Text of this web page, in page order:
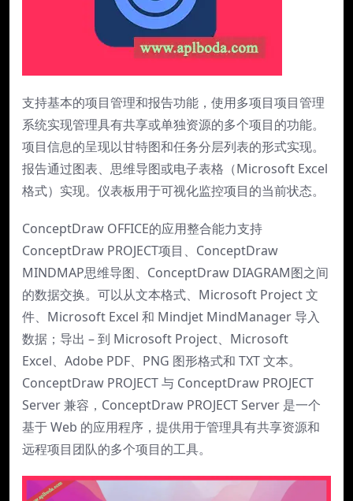
支持基本的项目管理和报告功能，使用多项目项目管理
系统实现管理具有共享或单独资源的多个项目的功能。
项目信息的呈现以甘特图和任务分层列表的形式实现。
报告通过图表、思维导图或电子表格（Microsoft Excel
格式）实现。仪表板用于可视化监控项目的当前状态。
ConceptDraw OFFICE的应用整合能力支持
ConceptDraw PROJECT项目、ConceptDraw
MINDMAP思维导图、ConceptDraw DIAGRAM图之间
的数据交换。可以从文本格式、Microsoft Project 文
件、Microsoft Excel 和 Mindjet MindManager 导入
数据；导出 – 到 Microsoft Project、Microsoft
Excel、Adobe PDF、PNG 图形格式和 TXT 文本。
ConceptDraw PROJECT 与 ConceptDraw PROJECT
Server 兼容，ConceptDraw PROJECT Server 是一个
基于 Web 的应用程序，提供用于管理具有共享资源和
远程项目团队的多个项目的工具。